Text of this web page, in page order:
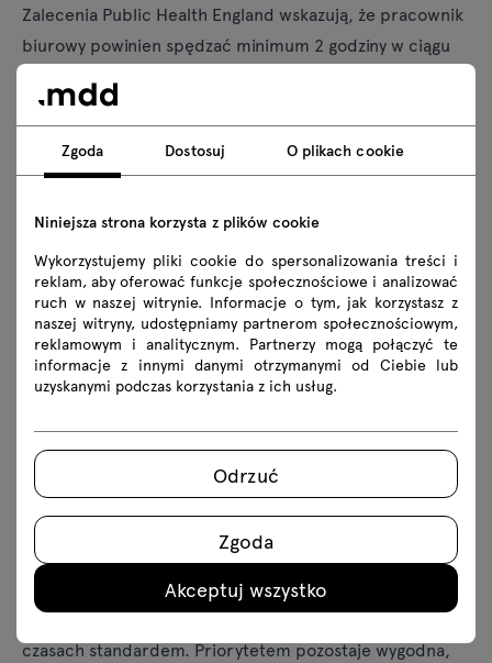
Zalecenia Public Health England wskazują, że pracownik
biurowy powinien spędzać minimum 2 godziny w ciągu
zatrudnionych nie korzysta nawet z pięciominutowej
przy komputerze godzinie.
Krzesła
Podstawą pozostaje praca siedząca, a oczywistą bazę
stanowi krzesło. Wyposażenie go w kółka, mechanizm
obrotowy czy profilowane oparcie jest w dzisiejszych
czasach standardem. Priorytetem pozostaje wygodna,
Zgoda Dostosuj O plikach cookie
Niniejsza strona korzysta z plików cookie
Wykorzystujemy pliki cookie do spersonalizowania treści i
reklam, aby oferować funkcje społecznościowe i analizować
ruch w naszej witrynie. Informacje o tym, jak korzystasz z
naszej witryny, udostępniamy partnerom społecznościowym,
reklamowym i analitycznym. Partnerzy mogą połączyć te
informacje z innymi danymi otrzymanymi od Ciebie lub
uzyskanymi podczas korzystania z ich usług.
Odrzuć
Zgoda
Akceptuj wszystko